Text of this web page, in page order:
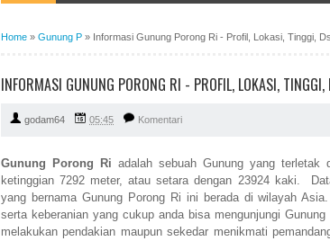
Home » Gunung P » Informasi Gunung Porong Ri - Profil, Lokasi, Tinggi,
INFORMASI GUNUNG PORONG RI - PROFIL, LOKASI, TINGGI,
godam64 05:45 Komentari
Gunung Porong Ri adalah sebuah Gunung yang terletak
ketinggian 7292 meter, atau setara dengan 23924 kaki.
yang bernama Gunung Porong Ri ini berada di wilayah
serta keberanian yang cukup anda bisa mengunjungi
melakukan pendakian maupun sekedar menikmati